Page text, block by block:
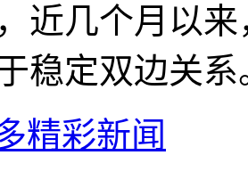
近几个月以
稳定双边关系
精彩新闻